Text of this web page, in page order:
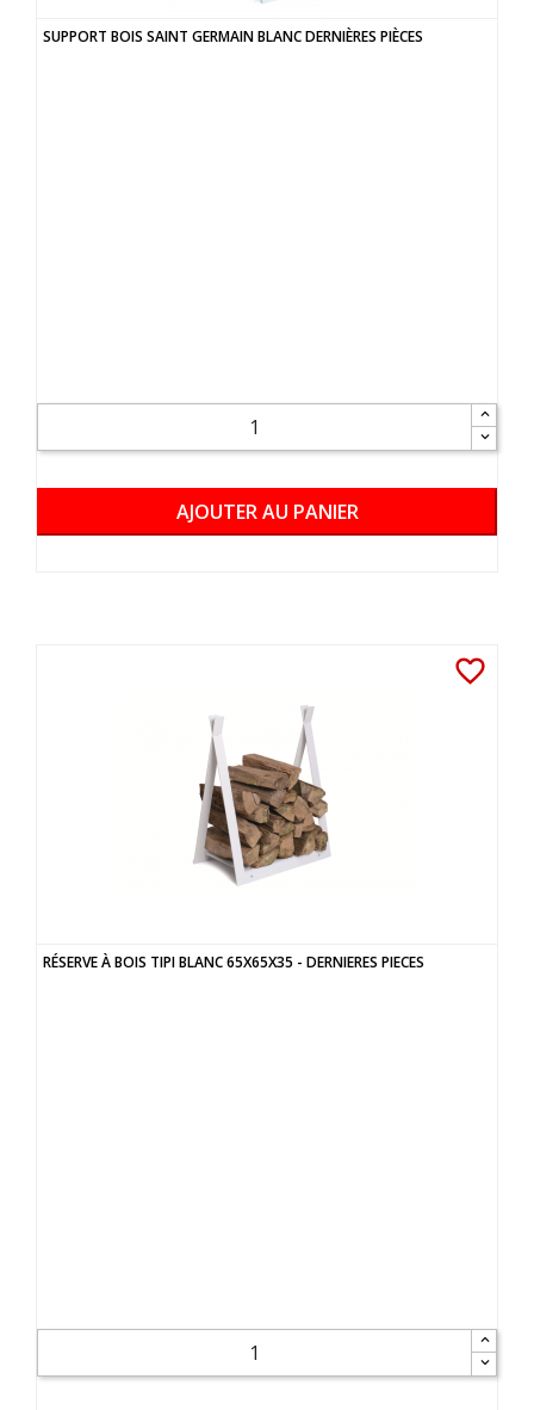
SUPPORT BOIS SAINT GERMAIN BLANC DERNIÈRES PIÈCES
AJOUTER AU PANIER
RÉSERVE À BOIS TIPI BLANC 65X65X35 - DERNIERES PIECES
favorite_border